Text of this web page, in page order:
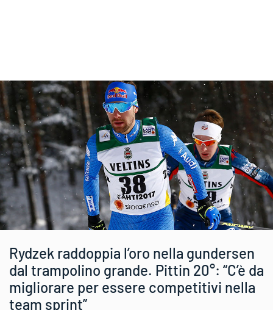
Rydzek raddoppia l’oro nella gundersen
dal trampolino grande. Pittin 20°: “C’è da
migliorare per essere competitivi nella
team sprint”